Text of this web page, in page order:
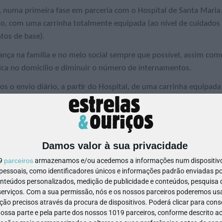
Damos valor à sua privacidade
parceirosarmazenamos e/ou acedemos a informações num
como identificadores únicos e informações padrão enviadas
personalizados, medição de publicidade e conteúdos, pesquisa
Com a sua permissão, nós e os nossos parceiros poderemos
precisos através da procura de dispositivos. Poderá clicar para
parte e pela parte dos nossos 1019 parceiros, conforme descrito
numa primeira fase em parceria com o Hospital de Santa Maria
com uma carrinha totalmente equipada (ao nível de cuidados
de base).
na família e no meio social sempre que possível, assim
no domicílio e diminuir o número de internamentos.
o envio diário, a partir do Hospital, de uma carrinha equipada
clínica mais adequada para dar resposta às
de cada família e diminuir as deslocações aos
no domicílio são também objectivos. Este projecto
e das famílias, de modo a promover um ambiente
assistentes sociais do Hospital de Santa Maria, assim como
do Gil.